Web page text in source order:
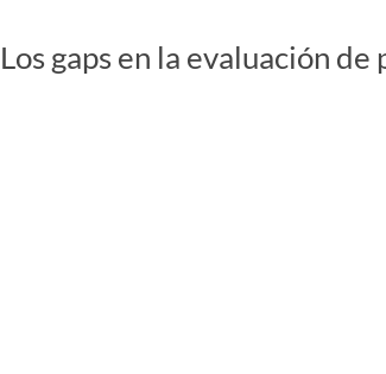
Los gaps en la evaluación